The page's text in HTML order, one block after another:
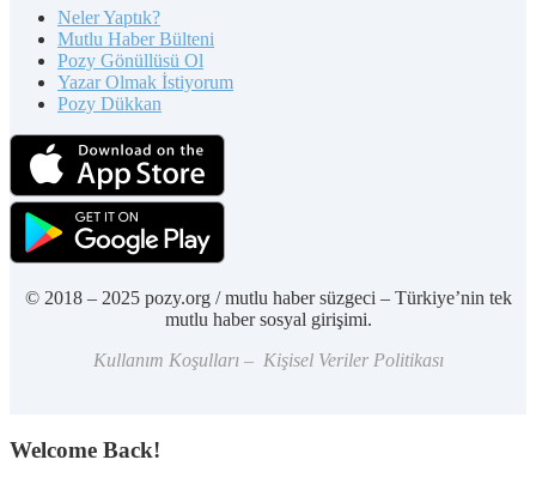
Neler Yaptık?
Mutlu Haber Bülteni
Pozy Gönüllüsü Ol
Yazar Olmak İstiyorum
Pozy Dükkan
© 2018 – 2025 pozy.org / mutlu haber süzgeci – Türkiye’nin tek
mutlu haber sosyal girişimi.
Kullanım Koşulları – Kişisel Veriler Politikası
Welcome Back!